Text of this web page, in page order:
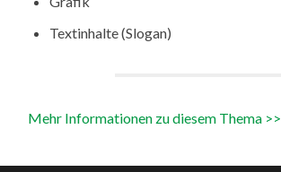
Textinhalte (Slogan)
Mehr Informationen zu diesem Thema >>